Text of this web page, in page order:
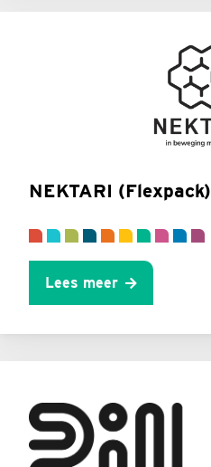
NEKTARI (Flexpack)
Lees meer